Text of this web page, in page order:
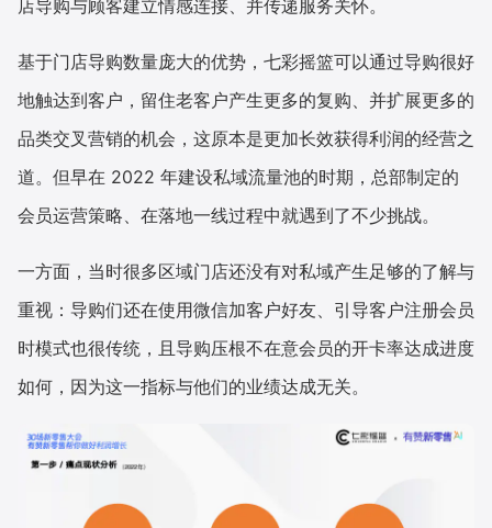
店导购与顾客建立情感连接、并传递服务关怀。
基于门店导购数量庞大的优势，七彩摇篮可以通过导购很好
地触达到客户，留住老客户产生更多的复购、并扩展更多的
品类交叉营销的机会，这原本是更加长效获得利润的经营之
道。但早在 2022 年建设私域流量池的时期，总部制定的
会员运营策略、在落地一线过程中就遇到了不少挑战。
一方面，当时很多区域门店还没有对私域产生足够的了解与
重视：导购们还在使用微信加客户好友、引导客户注册会员
时模式也很传统，且导购压根不在意会员的开卡率达成进度
如何，因为这一指标与他们的业绩达成无关。